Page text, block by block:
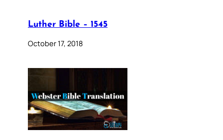
Luther Bible – 1545
October 17, 2018